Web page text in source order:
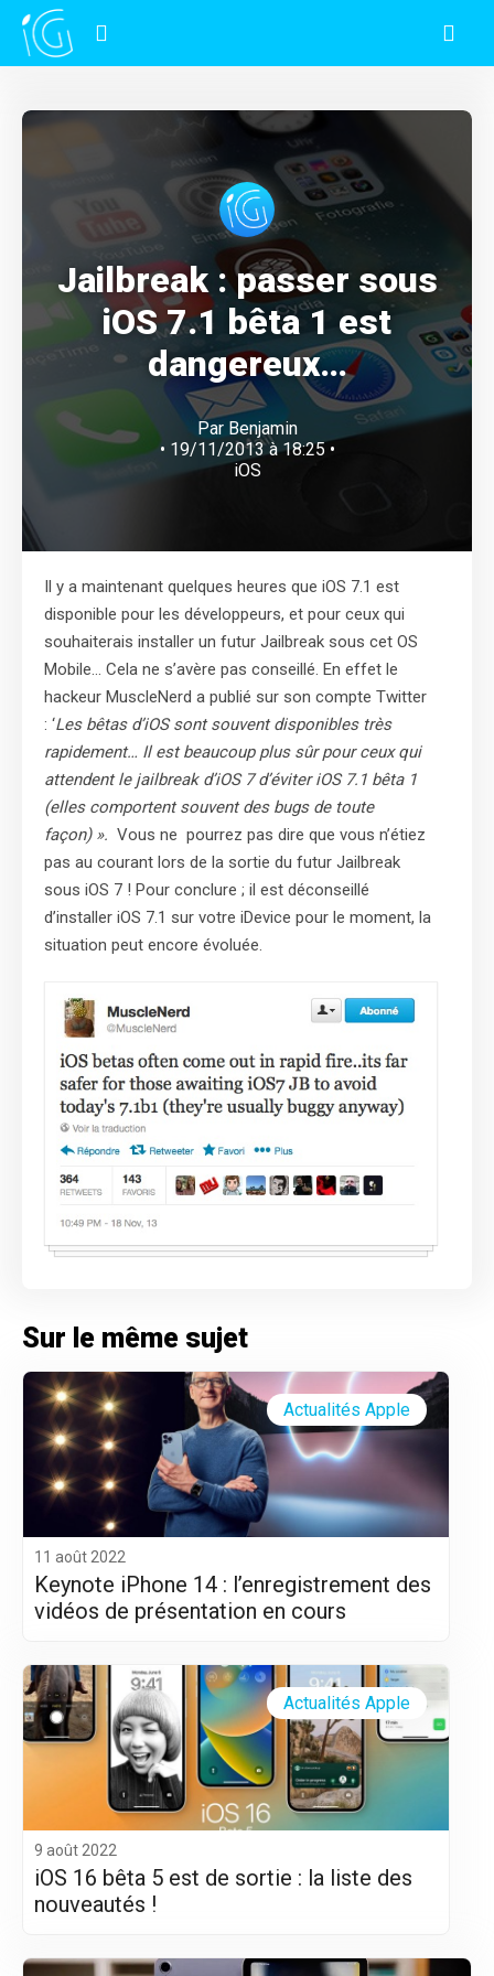
Jailbreak : passer sous
iOS 7.1 bêta 1 est
dangereux…
Par Benjamin
• 19/11/2013 à 18:25 •
iOS
Il y a maintenant quelques heures que iOS 7.1 est
disponible pour les développeurs, et pour ceux qui
souhaiterais installer un futur Jailbreak sous cet OS
Mobile… Cela ne s’avère pas conseillé. En effet le
hackeur MuscleNerd a publié sur son compte Twitter
: ‘Les bêtas d’iOS sont souvent disponibles très
rapidement… Il est beaucoup plus sûr pour ceux qui
attendent le jailbreak d’iOS 7 d’éviter iOS 7.1 bêta 1
(elles comportent souvent des bugs de toute
façon) ». Vous ne pourrez pas dire que vous n’étiez
pas au courant lors de la sortie du futur Jailbreak
sous iOS 7 ! Pour conclure ; il est déconseillé
d’installer iOS 7.1 sur votre iDevice pour le moment, la
situation peut encore évoluée.
Sur le même sujet
11 août 2022
Keynote iPhone 14 : l’enregistrement des
vidéos de présentation en cours
Actualités Apple
9 août 2022
iOS 16 bêta 5 est de sortie : la liste des
nouveautés !
Actualités Apple